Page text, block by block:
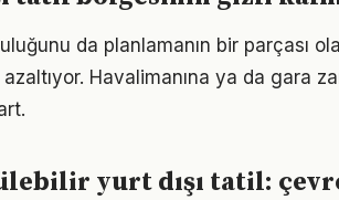
da planlamanın bir parçası
Havalimanına ya da gara
yurt dışı tatil: